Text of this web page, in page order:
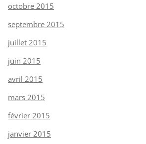
octobre 2015
septembre 2015
juillet 2015
juin 2015
avril 2015
mars 2015
février 2015
janvier 2015